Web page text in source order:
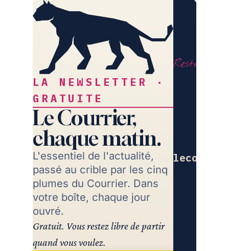
Restez
LA NEWSLETTER ·
GRATUITE
Le Courrier,
chaque matin.
L'essentiel de l'actualité,
passé au crible par les cinq
plumes du Courrier. Dans
votre boîte, chaque jour
ouvré.
Gratuit. Vous restez libre de partir
quand vous voulez.